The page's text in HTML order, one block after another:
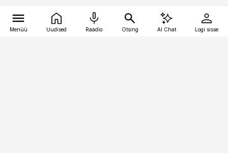
Menüü Uudised Raadio Otsing AI Chat Logi sisse